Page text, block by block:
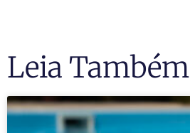
Leia Também